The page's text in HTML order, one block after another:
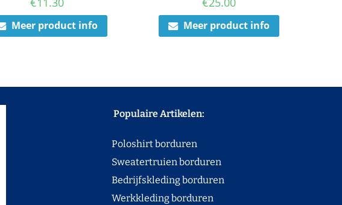
Meer product info Meer product info
Populaire Artikelen:
Poloshirt borduren
Sweatertruien borduren
Bedrijfskleding borduren
Werkkleding borduren